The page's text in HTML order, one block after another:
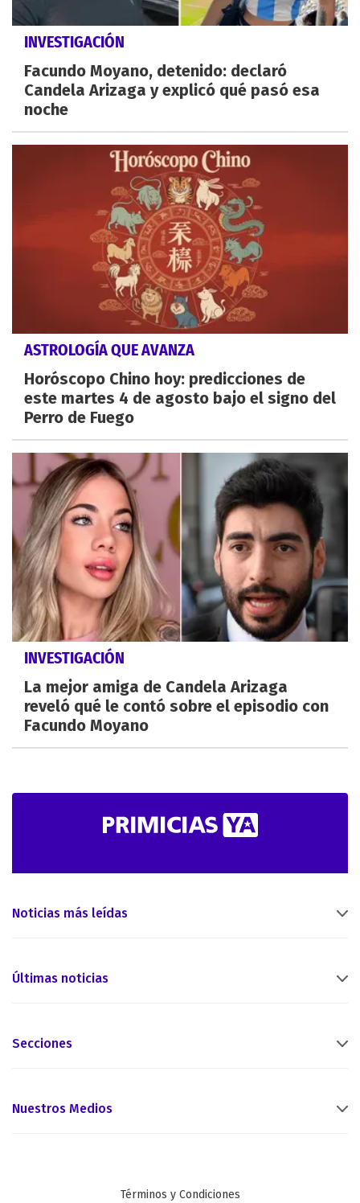
INVESTIGACIÓN
Facundo Moyano, detenido: declaró
Candela Arizaga y explicó qué pasó esa
noche
ASTROLOGÍA QUE AVANZA
Horóscopo Chino hoy: predicciones de
este martes 4 de agosto bajo el signo del
Perro de Fuego
INVESTIGACIÓN
La mejor amiga de Candela Arizaga
reveló qué le contó sobre el episodio con
Facundo Moyano
Noticias más leídas
Últimas noticias
Secciones
Nuestros Medios
Términos y Condiciones